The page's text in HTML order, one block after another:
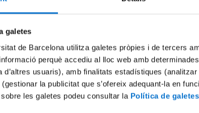
galetes
de Barcelona utilitza galetes pròpies i de tercers
perquè accediu al lloc web amb
d’altres usuaris), amb finalitats estadístiques
la publicitat que s’ofereix adequant-la en
les galetes podeu consultar la Política de